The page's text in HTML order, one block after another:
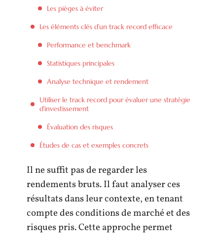
Les pièges à éviter
Les éléments clés d’un track record efficace
Performance et benchmark
Statistiques principales
Analyse technique et rendement
Utiliser le track record pour évaluer une stratégie
d’investissement
Évaluation des risques
Études de cas et exemples concrets
Il ne suffit pas de regarder les
rendements bruts. Il faut analyser ces
résultats dans leur contexte, en tenant
compte des conditions de marché et des
risques pris. Cette approche permet